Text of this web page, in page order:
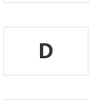
D